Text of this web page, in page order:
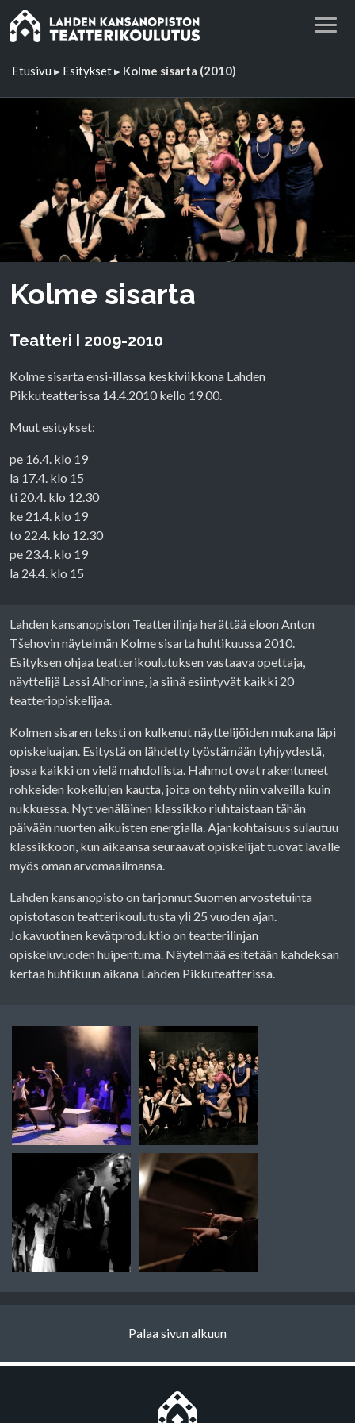
Etusivu ▸ Esitykset▸ Kolme sisarta (2010)
Kolme sisarta
Teatteri I 2009-2010
Kolme sisarta ensi-illassa keskiviikkona Lahden
Pikkuteatterissa 14.4.2010 kello 19.00.
Muut esitykset:
pe 16.4. klo 19
la 17.4. klo 15
ti 20.4. klo 12.30
ke 21.4. klo 19
to 22.4. klo 12.30
pe 23.4. klo 19
la 24.4. klo 15
Lahden kansanopiston Teatterilinja herättää eloon Anton
Tšehovin näytelmän Kolme sisarta huhtikuussa 2010.
Esityksen ohjaa teatterikoulutuksen vastaava opettaja,
näyttelijä Lassi Alhorinne, ja siinä esiintyvät kaikki 20
teatteriopiskelijaa.
Kolmen sisaren teksti on kulkenut näyttelijöiden mukana läpi
opiskeluajan. Esitystä on lähdetty työstämään tyhjyydestä,
jossa kaikki on vielä mahdollista. Hahmot ovat rakentuneet
rohkeiden kokeilujen kautta, joita on tehty niin valveilla kuin
nukkuessa. Nyt venäläinen klassikko riuhtaistaan tähän
päivään nuorten aikuisten energialla. Ajankohtaisuus sulautuu
klassikkoon, kun aikaansa seuraavat opiskelijat tuovat lavalle
myös oman arvomaailmansa.
Lahden kansanopisto on tarjonnut Suomen arvostetuinta
opistotason teatterikoulutusta yli 25 vuoden ajan.
Jokavuotinen kevätproduktio on teatterilinjan
opiskeluvuoden huipentuma. Näytelmää esitetään kahdeksan
kertaa huhtikuun aikana Lahden Pikkuteatterissa.
Palaa sivun alkuun